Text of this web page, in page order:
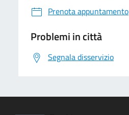
Prenota appuntamento
Problemi in città
Segnala disservizio